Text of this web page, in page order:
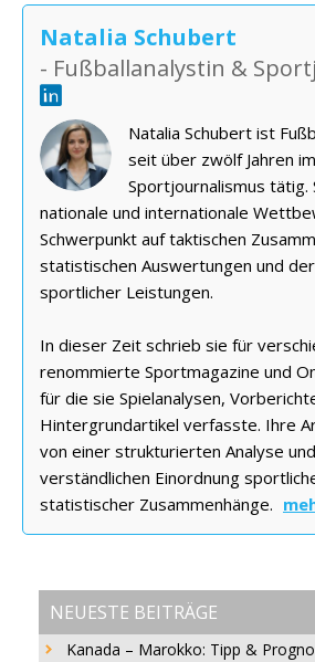
Natalia Schubert
- Fußballanalystin &
Natalia Schubert ist
seit über zwölf Jahren
Sportjournalismus tätig.
nationale und internationale
Schwerpunkt auf taktischen
statistischen Auswertungen und
sportlicher Leistungen.
In dieser Zeit schrieb sie für
renommierte Sportmagazine und
für die sie Spielanalysen,
Hintergrundartikel verfasste. Ihre
von einer strukturierten Analyse
verständlichen Einordnung
statistischer Zusammenhänge.
NEUESTE BEITRÄGE
Kanada – Marokko: Tipp &